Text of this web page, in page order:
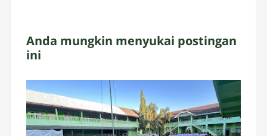
Anda mungkin menyukai postingan
ini